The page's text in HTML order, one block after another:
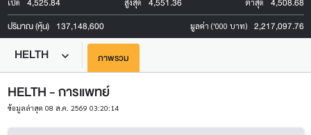
เปิด
สูงสุด ต่ำสุด
ปริมาณ (หุ้น) 137,148,600 มูลค่า ('000 บาท) 2,217,097.76
HELTH ภาพรวม
HELTH - การแพทย์
ข้อมูลล่าสุด 08 ส.ค. 2569 03:20:14